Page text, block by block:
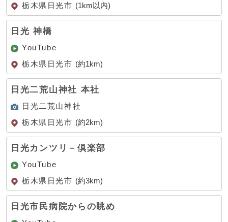
栃木県日光市 (1km以内)
日光 神橋
YouTube
栃木県日光市 (約1km)
日光二荒山神社 本社
日光二荒山神社
栃木県日光市 (約2km)
日光カンツリ－倶楽部
YouTube
栃木県日光市 (約3km)
日光市民病院からの眺め